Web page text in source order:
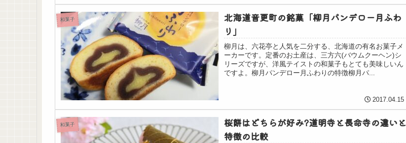
和菓子
北海道音更町の銘菓「柳月パンデロー月ふわ
り」
柳月は、六花亭と人気を二分する、北海道の有名お菓子メ
ーカーです。定番のお土産は、三方六(バウムクーヘン)シ
リーズですが、洋風テイストの和菓子もとても美味しいん
ですよ。柳月パンデロー月ふわりの特徴柳月パ...
2017.04.15
和菓子
桜餅はどちらが好み?道明寺と長命寺の違いと
特徴の比較